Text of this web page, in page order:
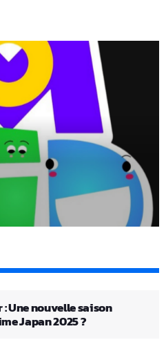
Une nouvelle saison
Japan 2025 ?